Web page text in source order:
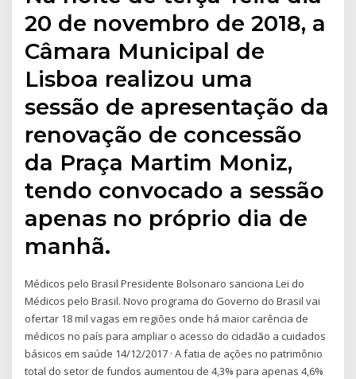
20 de novembro de 2018, a
Câmara Municipal de
Lisboa realizou uma
sessão de apresentação da
renovação de concessão
da Praça Martim Moniz,
tendo convocado a sessão
apenas no próprio dia de
manhã.
Médicos pelo Brasil Presidente Bolsonaro sanciona Lei do
Médicos pelo Brasil. Novo programa do Governo do Brasil vai
ofertar 18 mil vagas em regiões onde há maior carência de
médicos no país para ampliar o acesso do cidadão a cuidados
básicos em saúde 14/12/2017 · A fatia de ações no patrimônio
total do setor de fundos aumentou de 4,3% para apenas 4,6%